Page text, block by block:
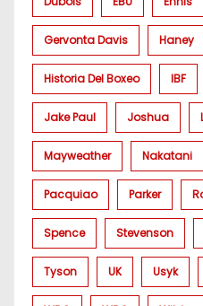
Gervonta Davis Haney
Historia Del Boxeo IBF
Jake Paul Joshua
Mayweather Nakatani
Pacquiao Parker
Spence Stevenson
Tyson UK Usyk